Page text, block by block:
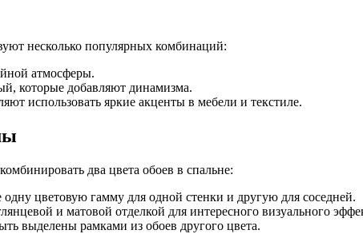
несколько популярных комбинаций:
атмосферы.
которые добавляют динамизма.
использовать яркие акценты в мебели и текстиле.
два цвета обоев в спальне:
одну цветовую гамму для одной стенки и другую для соседней.
и матовой отделкой для интересного визуального
выделены рамками из обоев другого цвета.